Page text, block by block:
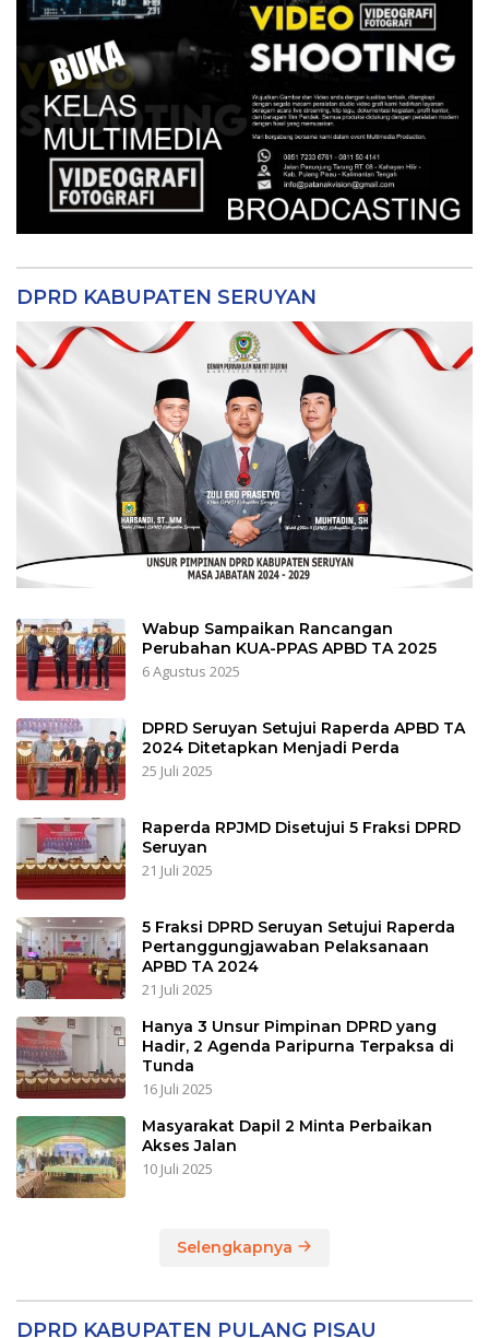
DPRD KABUPATEN SERUYAN
Wabup Sampaikan Rancangan
Perubahan KUA-PPAS APBD TA 2025
6 Agustus 2025
DPRD Seruyan Setujui Raperda APBD TA
2024 Ditetapkan Menjadi Perda
25 Juli 2025
Raperda RPJMD Disetujui 5 Fraksi DPRD
Seruyan
21 Juli 2025
5 Fraksi DPRD Seruyan Setujui Raperda
Pertanggungjawaban Pelaksanaan
APBD TA 2024
21 Juli 2025
Hanya 3 Unsur Pimpinan DPRD yang
Hadir, 2 Agenda Paripurna Terpaksa di
Tunda
16 Juli 2025
Masyarakat Dapil 2 Minta Perbaikan
Akses Jalan
10 Juli 2025
Selengkapnya
DPRD KABUPATEN PULANG PISAU